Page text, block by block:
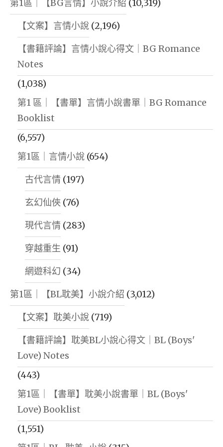
第1區｜【BG言情】小說介紹 (10,319)
【文案】言情小說 (2,196)
【書籍評論】言情小說心得文｜BG Romance
Notes
(1,038)
第1 區｜【書單】言情小說書單｜BG Romance
Booklist
(6,557)
第1區｜言情小說 (654)
古代言情 (197)
玄幻仙俠 (76)
現代言情 (283)
穿越重生 (91)
網遊科幻 (34)
第1區｜【BL耽美】小說介紹 (3,012)
【文案】耽美小說 (719)
【書籍評論】耽美BL小說心得文｜BL (Boys'
Love) Notes
(443)
第1區｜【書單】耽美小說書單｜BL (Boys'
Love) Booklist
(1,551)